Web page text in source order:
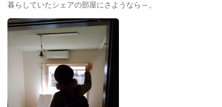
暮らしていたシェアの部屋にさようなら～。